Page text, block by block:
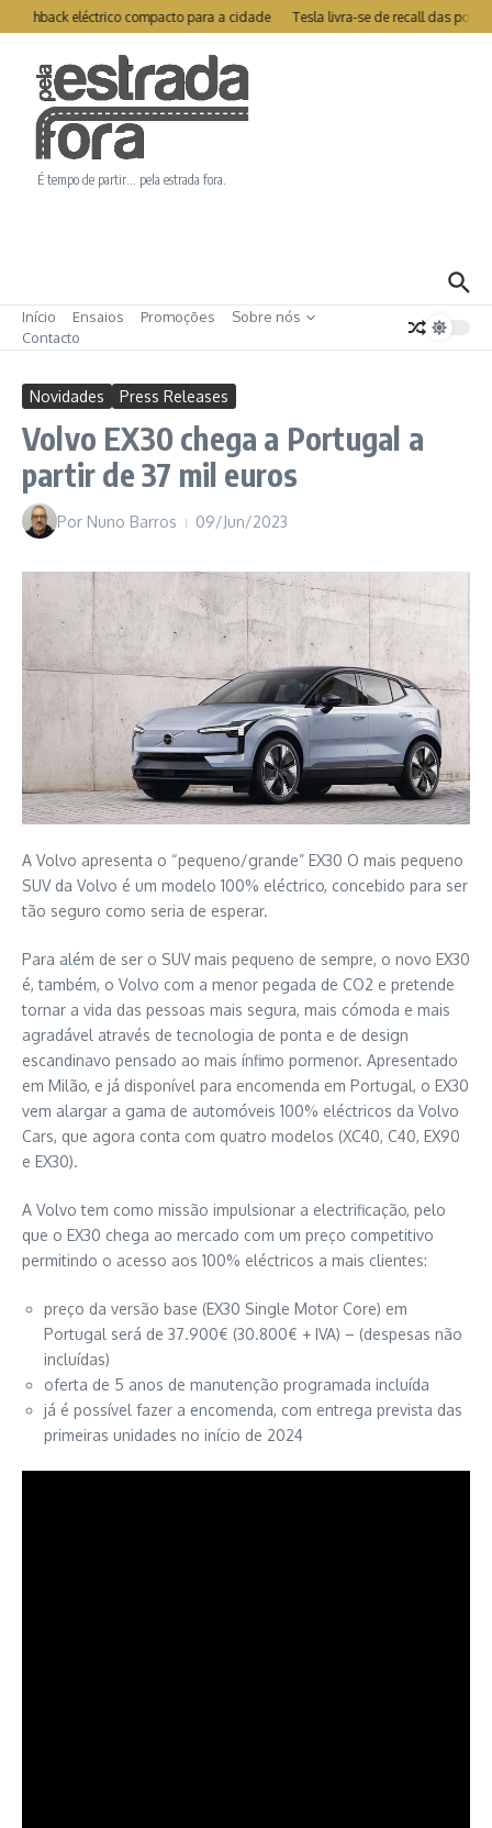
Ir para o conteúdo
eléctrico compacto para a cidade Tesla livra-se de recall das
É tempo de partir… pela estrada fora.
Início Ensaios Promoções
Sobre nós
Contacto
Novidades Press Releases
Volvo EX30 chega a Portugal a
partir de 37 mil euros
Por Nuno Barros 09/Jun/2023
A Volvo apresenta o “pequeno/grande” EX30 O mais pequeno
SUV da Volvo é um modelo 100% eléctrico, concebido para ser
tão seguro como seria de esperar.
Para além de ser o SUV mais pequeno de sempre, o novo EX30
é, também, o Volvo com a menor pegada de CO2 e pretende
tornar a vida das pessoas mais segura, mais cómoda e mais
agradável através de tecnologia de ponta e de design
escandinavo pensado ao mais ínfimo pormenor. Apresentado
em Milão, e já disponível para encomenda em Portugal, o EX30
vem alargar a gama de automóveis 100% eléctricos da Volvo
Cars, que agora conta com quatro modelos (XC40, C40, EX90
e EX30).
A Volvo tem como missão impulsionar a electrificação, pelo
que o EX30 chega ao mercado com um preço competitivo
permitindo o acesso aos 100% eléctricos a mais clientes:
preço da versão base (EX30 Single Motor Core) em
Portugal será de 37.900€ (30.800€ + IVA) – (despesas não
incluídas)
oferta de 5 anos de manutenção programada incluída
já é possível fazer a encomenda, com entrega prevista das
primeiras unidades no início de 2024